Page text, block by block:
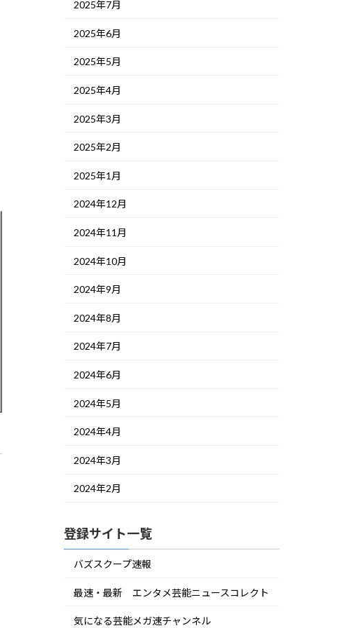
2025年7月
2025年6月
2025年5月
2025年4月
2025年3月
2025年2月
2025年1月
2024年12月
2024年11月
2024年10月
2024年9月
2024年8月
2024年7月
2024年6月
2024年5月
2024年4月
2024年3月
2024年2月
登録サイト一覧
バズスクープ速報
最速・最新 エンタメ芸能ニュースコレクト
気になる芸能メガ速チャンネル